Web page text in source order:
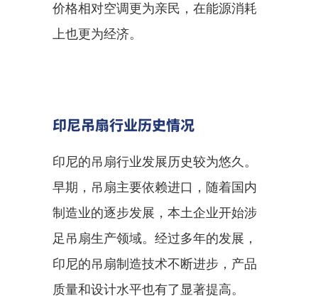
价格相对空调更为亲民，在能源消耗
上也更为经济。
印尼吊扇行业历史情况
印尼的吊扇行业发展历史较为悠久。
早期，吊扇主要依赖进口，随着国内
制造业的逐步发展，本土企业开始涉
足吊扇生产领域。经过多年的发展，
印尼的吊扇制造技术不断进步，产品
质量和设计水平也有了显著提高。